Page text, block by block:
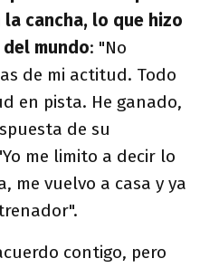
cancha, lo que hizo
mundo: "No
de mi actitud. Todo
en pista. He ganado,
de su
me limito a decir lo
me vuelvo a casa y ya
contigo, pero